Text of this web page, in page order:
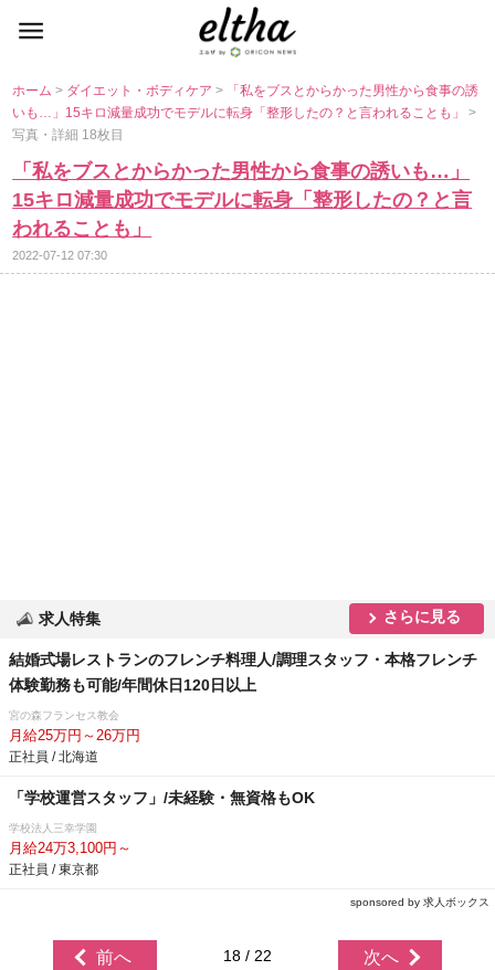
ホーム> ダイエット・ボディケア>
「私をブスとからかった男性から食事の誘
いも…」15キロ減量成功でモデルに転身「整形したの？と言われることも」>
写真・詳細 18枚目
「私をブスとからかった男性から食事の誘いも…」
15キロ減量成功でモデルに転身「整形したの？と言
われることも」
2022-07-12 07:30
求人特集 さらに見る
結婚式場レストランのフレンチ料理人/調理スタッフ・本格フレンチ
体験勤務も可能/年間休日120日以上
宮の森フランセス教会
月給25万円～26万円
正社員 / 北海道
「学校運営スタッフ」/未経験・無資格もOK
学校法人三幸学園
月給24万3,100円～
正社員 / 東京都
sponsored by 求人ボックス
前へ 18 / 22 次へ